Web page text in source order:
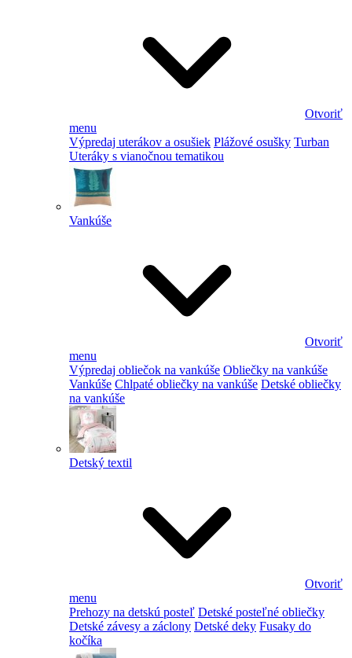
Otvoriť
menu
Výpredaj uterákov a osušiek Plážové osušky Turban
Uteráky s vianočnou tematikou
Vankúše
Otvoriť
menu
Výpredaj obliečok na vankúše Obliečky na vankúše
Vankúše Chlpaté obliečky na vankúše Detské obliečky
na vankúše
Detský textil
Otvoriť
menu
Prehozy na detskú posteľ Detské posteľné obliečky
Detské závesy a záclony Detské deky Fusaky do
kočíka